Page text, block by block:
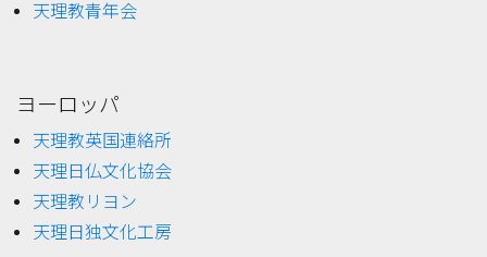
天理教青年会
ヨーロッパ
天理教英国連絡所
天理日仏文化協会
天理教リヨン
天理日独文化工房